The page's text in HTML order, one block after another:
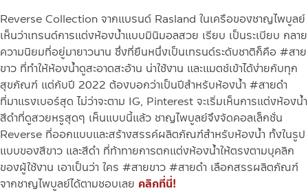
Reverse Collection จากแบรนด์ Rasland ในเครือของชาญไพบูลย์
เห็นว่าเทรนด์การแต่งห้องน้ำแบบมินิมอลสวย เรียบ เป็นระเบียบ กลาย
ความนิยมที่อยู่มายาวนาน ซึ่งที่ยืนหนึ่งเป็นเทรนด์ระดับชาติก็คือ #สาย
ขาว ที่ทำให้ห้องน้ำดูสะอาดสะอ้าน น่าใช้งาน และแมตช์เข้าได้ง่ายกับทุก
สุขภัณฑ์ แต่กับปี 2022 ต้องบอกว่าเป็นปีสำหรับห้องน้ำ #สายดำ
ที่มาแรงเบอร์สุด ไม่ว่าจะตาม IG, Pinterest จะเริ่มเห็นการแต่งห้องน้ำ
สีดำที่ดูสวยหรูสุดๆ เห็นแบบนี้แล้ว ชาญไพบูลย์จึงจัดคอลเล็กชั่น
Reverse ที่ออกแบบและสร้างสรรค์ผลิตภัณฑ์สำหรับห้องน้ำ ทั้งในรูป
แบบของสีขาว และสีดำ ที่ท้าทายการตกแต่งห้องน้ำให้ตรงตามบุคลิก
ของผู้ใช้งาน เอาเป็นว่า ใคร #สายขาว #สายดำ เลือกสรรผลิตภัณฑ์
จากชาญไพบูลย์ได้ตามชอบเลย คลิกที่นี่!